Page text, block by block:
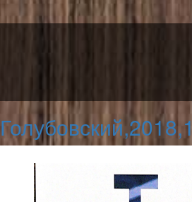
Голубовский,2018,1